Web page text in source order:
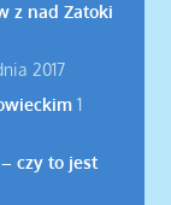
z nad Zatoki
2017
1
czy to jest